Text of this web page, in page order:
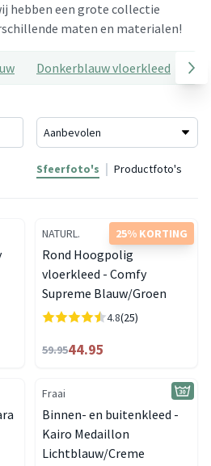
hebben een grote collectie
maten en materialen!
Donkerblauw vloerkleed
Sfeerfoto's Productfoto's
25% KORTING
NATURL.
Rond Hoogpolig
vloerkleed - Comfy
Supreme Blauw/Groen
4.8(25)
59.9544.95
Fraai
Binnen- en buitenkleed -
Kairo Medaillon
Lichtblauw/Creme